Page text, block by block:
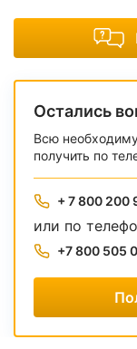
Остались
Всю
получить по
+ 7 800 200
или по
+7 800 505